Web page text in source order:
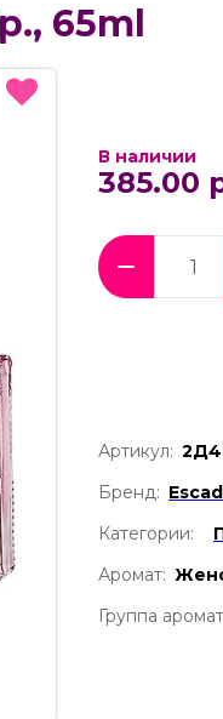
65ml
В наличии
385.00
Артикул:
Бренд:
Категории:
Аромат:
Группа